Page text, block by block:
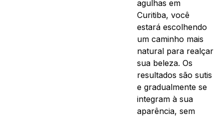
agulhas em
Curitiba, você
estará escolhendo
um caminho mais
natural para realçar
sua beleza. Os
resultados são sutis
e gradualmente se
integram à sua
aparência, sem